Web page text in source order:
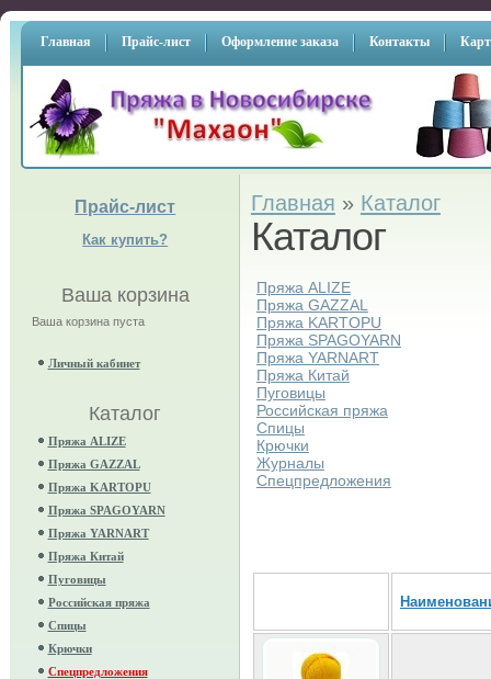
Главная Прайс-лист Оформление заказа Контакты
Прайс-лист
Как купить?
Ваша корзина
Ваша корзина пуста
Личный кабинет
Каталог
Пряжа ALIZE
Пряжа GAZZAL
Пряжа KARTOPU
Пряжа SPAGOYARN
Пряжа YARNART
Пряжа Китай
Пуговицы
Российская пряжа
Спицы
Крючки
Спецпредложения
Главная » Каталог
Каталог
Пряжа ALIZE
Пряжа GAZZAL
Пряжа KARTOPU
Пряжа SPAGOYARN
Пряжа YARNART
Пряжа Китай
Пуговицы
Российская пряжа
Спицы
Крючки
Журналы
Спецпредложения